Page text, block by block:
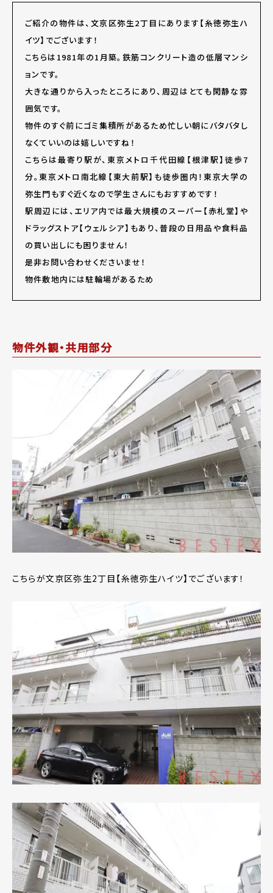
ご紹介の物件は、文京区弥生2丁目にあります【糸徳弥生ハ
イツ】でございます！
こちらは1981年の1月築。鉄筋コンクリート造の低層マンシ
ョンです。
大きな通りから入ったところにあり、周辺はとても閑静な雰
囲気です。
物件のすぐ前にゴミ集積所があるため忙しい朝にバタバタし
なくていいのは嬉しいですね！
こちらは最寄り駅が、東京メトロ千代田線【根津駅】徒歩7
分。東京メトロ南北線【東大前駅】も徒歩圏内！東京大学の
弥生門もすぐ近くなので学生さんにもおすすめです！
駅周辺には、エリア内では最大規模のスーパー【赤札堂】や
ドラッグストア【ウェルシア】もあり、普段の日用品や食料品
の買い出しにも困りません！
是非お問い合わせくださいませ！
物件敷地内には駐輪場があるため
物件外観・共用部分
こちらが文京区弥生2丁目【糸徳弥生ハイツ】でございます！